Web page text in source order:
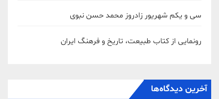
سی و یکم شهریور زادروز محمد حسن نبوی
رونمایی از کتاب طبیعت، تاریخ و فرهنگ ایران
آخرین دیدگاه‌ها